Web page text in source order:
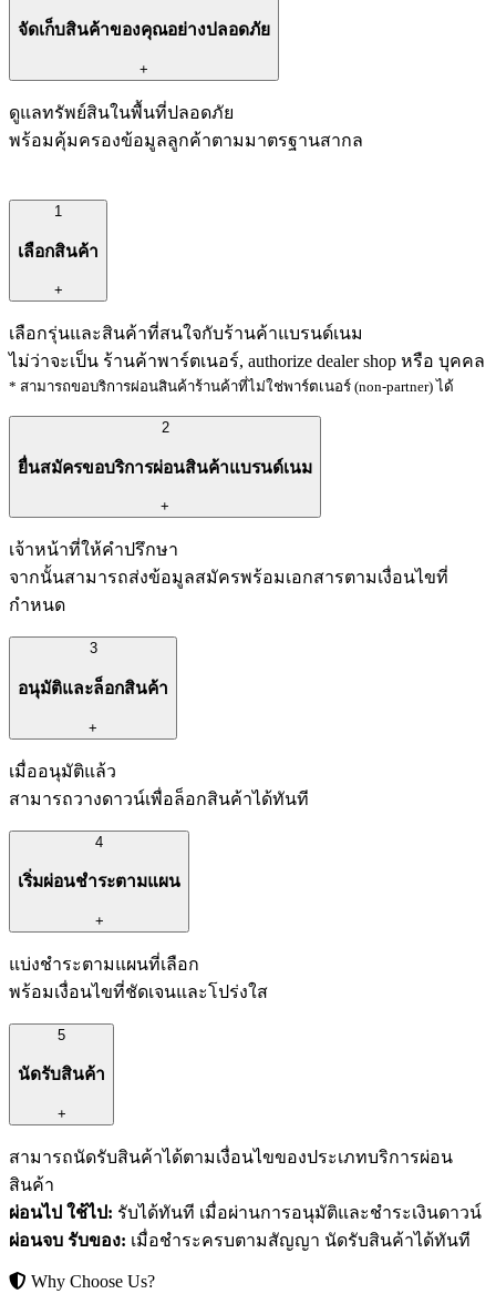
จัดเก็บสินค้าของคุณอย่างปลอดภัย
+
ดูแลทรัพย์สินในพื้นที่ปลอดภัย
พร้อมคุ้มครองข้อมูลลูกค้าตามมาตรฐานสากล
1
เลือกสินค้า
+
เลือกรุ่นและสินค้าที่สนใจกับร้านค้าแบรนด์เนม
ไม่ว่าจะเป็น ร้านค้าพาร์ตเนอร์, authorize dealer shop หรือ บุคคล
* สามารถขอบริการผ่อนสินค้าร้านค้าที่ไม่ใช่พาร์ตเนอร์ (non-partner) ได้
2
ยื่นสมัครขอบริการผ่อนสินค้าแบรนด์เนม
+
เจ้าหน้าที่ให้คำปรึกษา
จากนั้นสามารถส่งข้อมูลสมัครพร้อมเอกสารตามเงื่อนไขที่
กำหนด
3
อนุมัติและล็อกสินค้า
+
เมื่ออนุมัติแล้ว
สามารถวางดาวน์เพื่อล็อกสินค้าได้ทันที
4
เริ่มผ่อนชำระตามแผน
+
แบ่งชำระตามแผนที่เลือก
พร้อมเงื่อนไขที่ชัดเจนและโปร่งใส
5
นัดรับสินค้า
+
สามารถนัดรับสินค้าได้ตามเงื่อนไขของประเภทบริการผ่อน
สินค้า
ผ่อนไป ใช้ไป: รับได้ทันที เมื่อผ่านการอนุมัติและชำระเงินดาวน์
ผ่อนจบ รับของ: เมื่อชำระครบตามสัญญา นัดรับสินค้าได้ทันที
Why Choose Us?